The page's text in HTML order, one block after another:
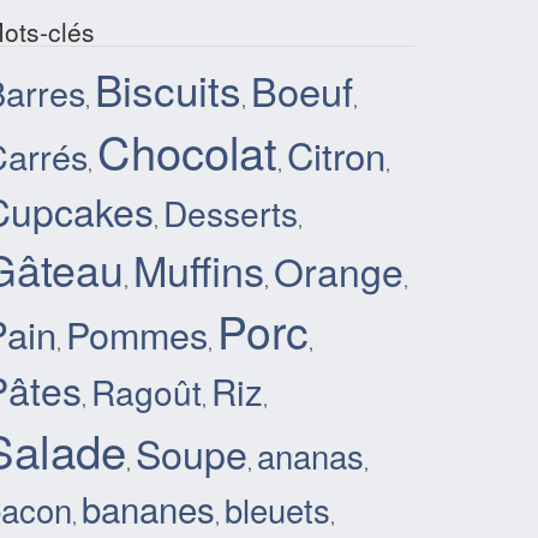
clés
, Biscuits, Boeuf,
, Chocolat, Citron,
, Desserts,
, Muffins, Orange,
, Pommes, Porc,
, Ragoût, Riz,
, Soupe, ananas,
, bananes, bleuets,